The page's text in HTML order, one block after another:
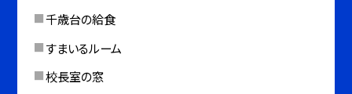
千歳台の給食
すまいるルーム
校長室の窓